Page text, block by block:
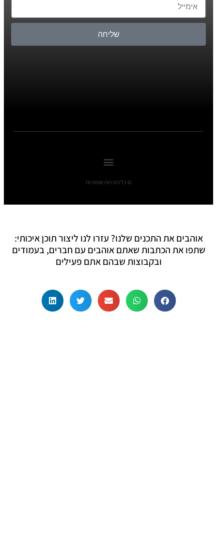
שליחה
© כל הזכויות שומורות
אוהבים את התכנים שלנו? עזרו לנו ליצור תוכן איכותי:
שתפו את הכתבות שאתם אוהבים עם חברים, בעמודים
ובקבוצות שבהם אתם פעילים